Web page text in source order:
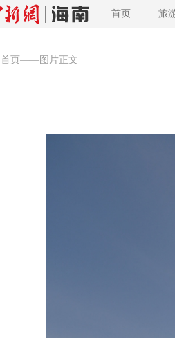
首页 旅
首页 ——图片正文